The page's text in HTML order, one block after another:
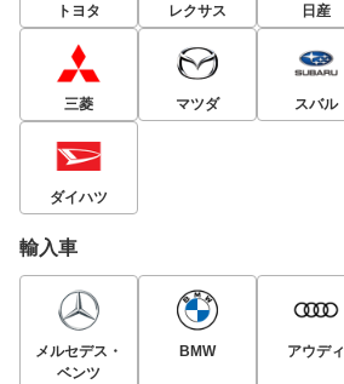
トヨタ レクサス 日産
三菱 マツダ スバル
ダイハツ
輸入車
メルセデス・
ベンツ
BMW アウディ